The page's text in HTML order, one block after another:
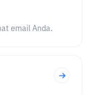
email Anda.